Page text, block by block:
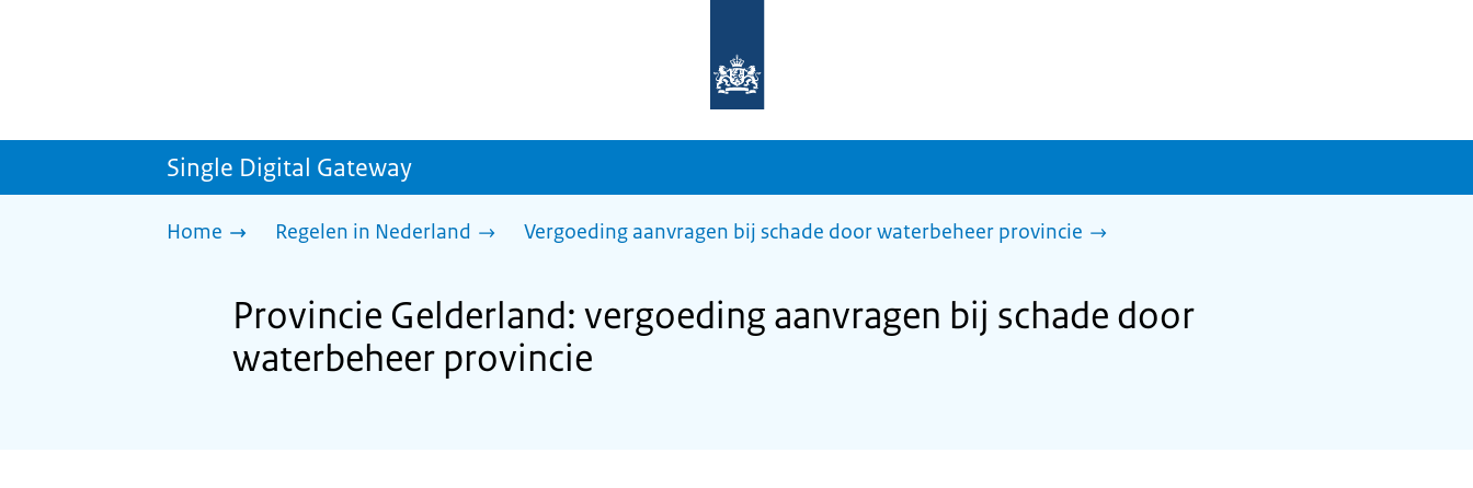
homepage
sdg.rijksoverheid.nl
Single Digital Gateway
Home Regelen in Nederland Vergoeding aanvragen bij schade door waterbeheer provincie
Provincie Gelderland: vergoeding aanvragen bij schade door
waterbeheer provincie